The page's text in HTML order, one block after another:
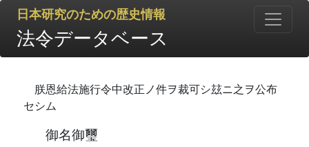
日本研究のための歴史情報
法令データベース
朕恩給法施行令中改正ノ件ヲ裁可シ玆ニ之ヲ公布
セシム
御名御璽